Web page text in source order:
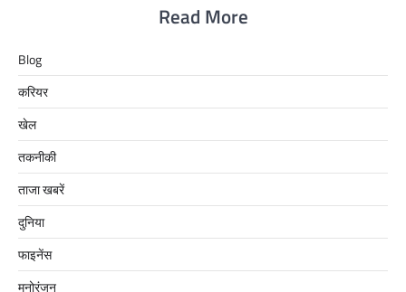
Read More
Blog
करियर
खेल
तकनीकी
ताजा खबरें
दुनिया
फाइनेंस
मनोरंजन